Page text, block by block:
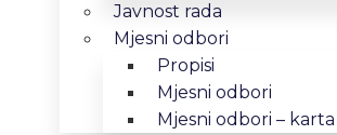
Javnost rada
Mjesni odbori
Propisi
Mjesni odbori
Mjesni odbori – karta